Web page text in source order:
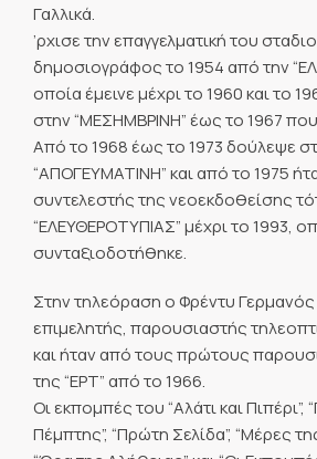
Γαλλικά.
’ρχισε την επαγγελματική του
δημοσιογράφος το 1954 από την
οποία έμεινε μέχρι το 1960 και το
στην “ΜΕΣΗΜΒΡΙΝΗ” έως το 1967 που
Από το 1968 έως το 1973 δούλεψε
“ΑΠΟΓΕΥΜΑΤΙΝΗ” και από το 1975
συντελεστής της νεοεκδοθείσης
“ΕΛΕΥΘΕΡΟΤΥΠΙΑΣ” μέχρι το 1993,
συνταξιοδοτήθηκε.
Στην τηλεόραση ο Φρέντυ
επιμελητής, παρουσιαστής
και ήταν από τους πρώτους
της “ΕΡΤ” από το 1966.
Οι εκπομπές του “Αλάτι και Πιπέρι”,
Πέμπτης”, “Πρώτη Σελίδα”, “Μέρες